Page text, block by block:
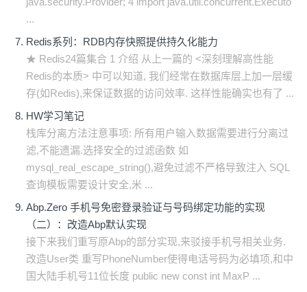
...
Redis系列：RDB内存快照提供持久化能力
★ Redis24篇集合 1 介绍 从上一篇的 <深刻理解高性能
Redis的本质> 中可以知道, 我们经常在数据库层上加一层缓
存(如Redis),来保证数据的访问效率. 这样性能确实也有了 ...
HW学习笔记
栈库分离方法注意事项: 所有用户输入数据需要进行分离过
滤,不能遗漏.选择安全的过滤函数 如
mysql_real_escape_string(),避免过滤不严格导致注入 SQL
查询模板需要设计安全,米 ...
Abp.Zero 手机号免密登录验证与号码绑定功能的实现
（二）：改造Abp默认实现
接下来我们重写原Abp的部分实现,来驳接手机号相关业务.
改造User类 重写PhoneNumber使得电话号码为必填项,和中
国大陆手机号11位长度 public new const int MaxP ...